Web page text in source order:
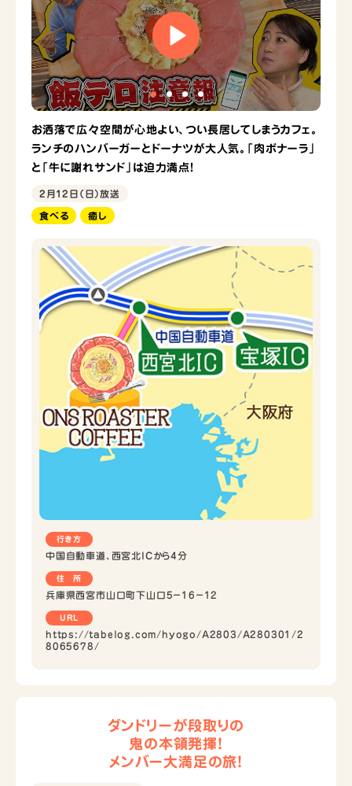
お洒落で広々空間が心地よい、つい長居してしまうカフェ。
ランチのハンバーガーとドーナツが大人気。「肉ボナーラ」
と「牛に謝れサンド」は迫力満点！
2月12日（日）放送
食べる 癒し
行き方
中国自動車道、西宮北ICから4分
住 所
兵庫県西宮市山口町下山口5−16−12
URL
https://tabelog.com/hyogo/A2803/A280301/2
8065678/
ダンドリーが段取りの
鬼の本領発揮！
メンバー大満足の旅！